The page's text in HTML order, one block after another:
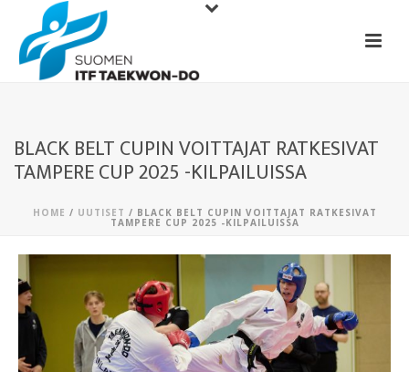
BLACK BELT CUPIN VOITTAJAT RATKESIVAT
TAMPERE CUP 2025 -KILPAILUISSA
HOME / UUTISET / BLACK BELT CUPIN VOITTAJAT RATKESIVAT
TAMPERE CUP 2025 -KILPAILUISSA